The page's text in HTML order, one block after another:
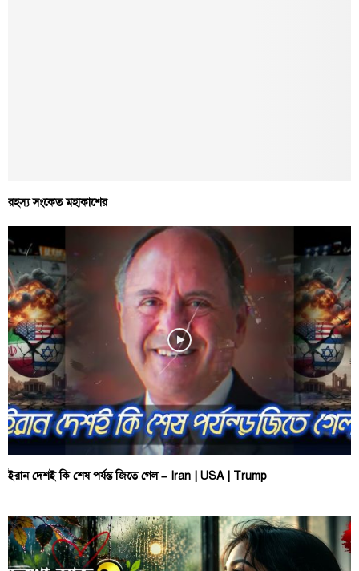
রহস্য সংকেত মহাকাশের
ইরান দেশই কি শেষ পর্যন্ত জিতে গেল – Iran | USA | Trump